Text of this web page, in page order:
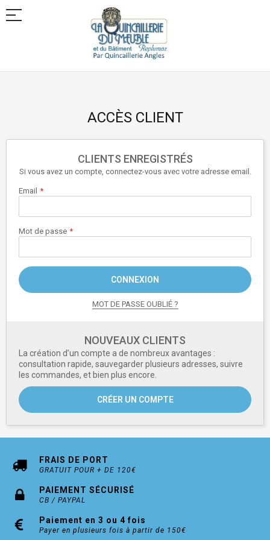
Allez
ACCÈS CLIENT
CLIENTS ENREGISTRÉS
Si vous avez un compte, connectez-vous avec votre adresse email.
Email
Mot de passe
CONNEXION
MOT DE PASSE OUBLIÉ ?
NOUVEAUX CLIENTS
La création d’un compte a de nombreux avantages :
consultation rapide, sauvegarder plusieurs adresses, suivre
les commandes, et bien plus encore.
CRÉER UN COMPTE
FRAIS DE PORT
GRATUIT POUR + DE 120€
PAIEMENT SÉCURISÉ
CB / PAYPAL
Paiement en 3 ou 4 fois
Payer en plusieurs fois à partir de 150€